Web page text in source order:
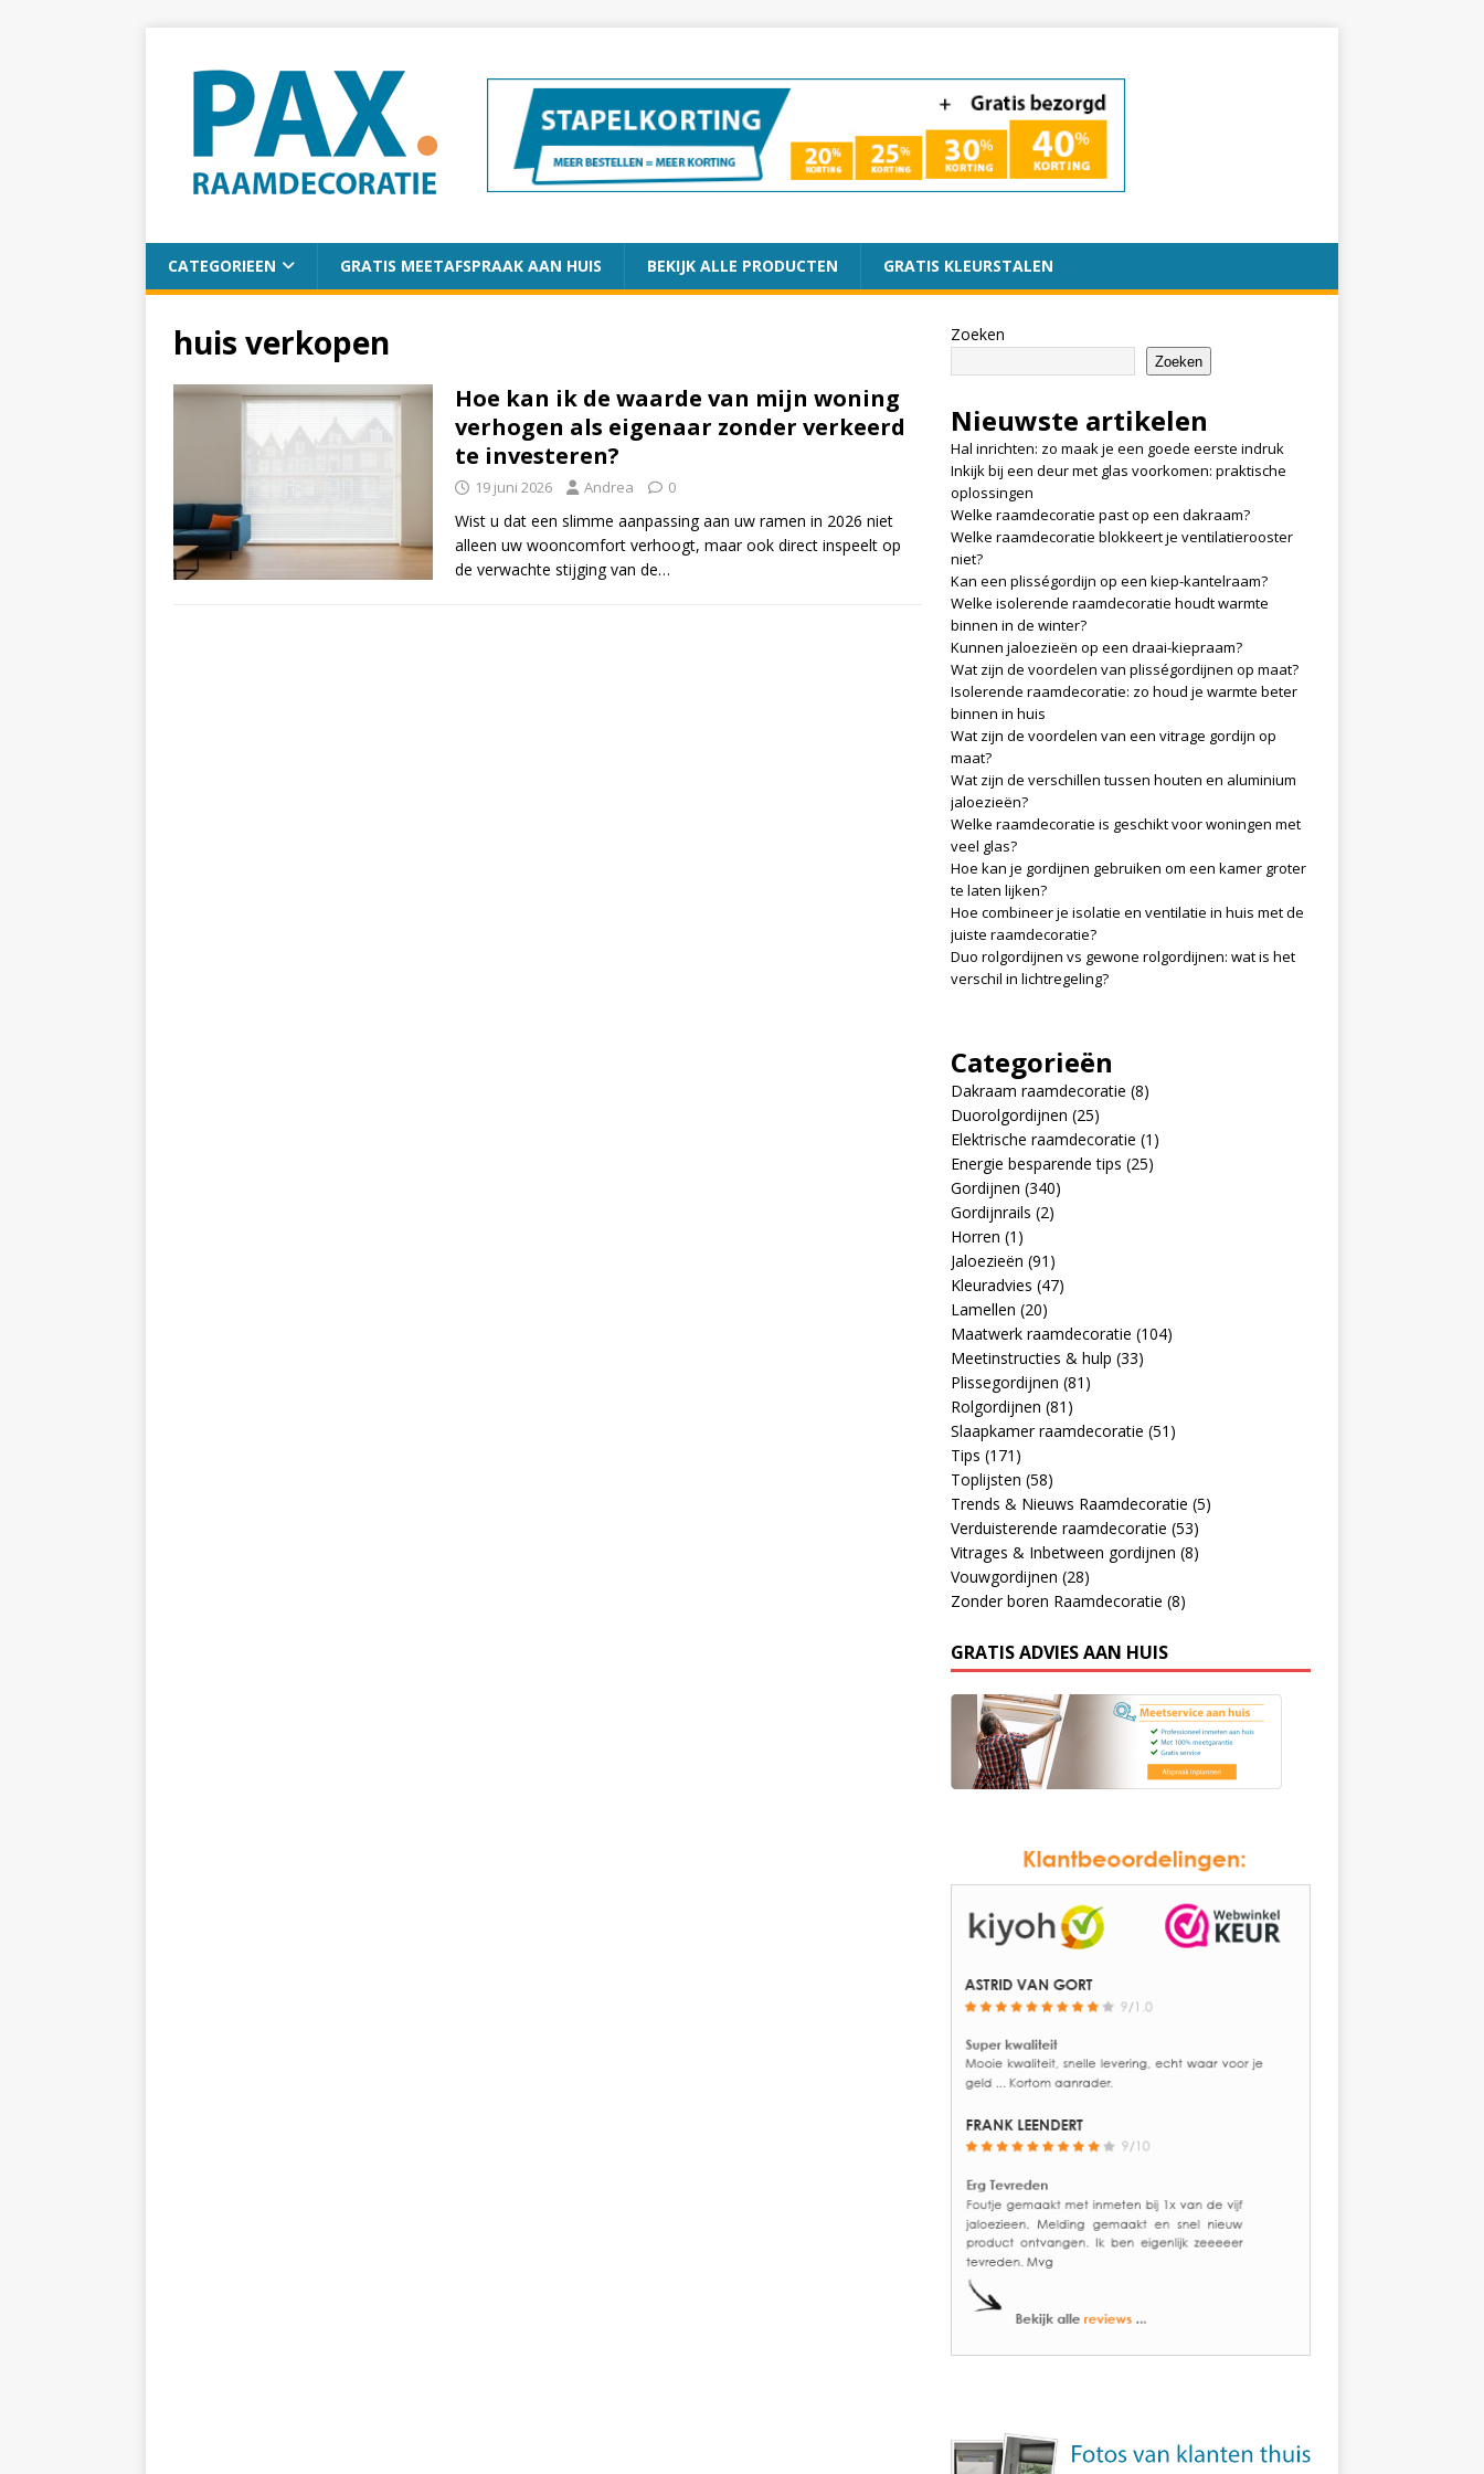
CATEGORIEEN GRATIS MEETAFSPRAAK AAN HUIS BEKIJK ALLE PRODUCTEN GRATIS KLEURSTALEN
huis verkopen
Hoe kan ik de waarde van mijn woning
verhogen als eigenaar zonder verkeerd
te investeren?
19 juni 2026 Andrea 0
Wist u dat een slimme aanpassing aan uw ramen in 2026 niet
alleen uw wooncomfort verhoogt, maar ook direct inspeelt op
de verwachte stijging van de…
Zoeken
Zoeken
Nieuwste artikelen
Hal inrichten: zo maak je een goede eerste indruk
Inkijk bij een deur met glas voorkomen: praktische
oplossingen
Welke raamdecoratie past op een dakraam?
Welke raamdecoratie blokkeert je ventilatierooster
niet?
Kan een plisségordijn op een kiep-kantelraam?
Welke isolerende raamdecoratie houdt warmte
binnen in de winter?
Kunnen jaloezieën op een draai-kiepraam?
Wat zijn de voordelen van plisségordijnen op maat?
Isolerende raamdecoratie: zo houd je warmte beter
binnen in huis
Wat zijn de voordelen van een vitrage gordijn op
maat?
Wat zijn de verschillen tussen houten en aluminium
jaloezieën?
Welke raamdecoratie is geschikt voor woningen met
veel glas?
Hoe kan je gordijnen gebruiken om een kamer groter
te laten lijken?
Hoe combineer je isolatie en ventilatie in huis met de
juiste raamdecoratie?
Duo rolgordijnen vs gewone rolgordijnen: wat is het
verschil in lichtregeling?
Categorieën
Dakraam raamdecoratie (8)
Duorolgordijnen (25)
Elektrische raamdecoratie (1)
Energie besparende tips (25)
Gordijnen (340)
Gordijnrails (2)
Horren (1)
Jaloezieën (91)
Kleuradvies (47)
Lamellen (20)
Maatwerk raamdecoratie (104)
Meetinstructies & hulp (33)
Plissegordijnen (81)
Rolgordijnen (81)
Slaapkamer raamdecoratie (51)
Tips (171)
Toplijsten (58)
Trends & Nieuws Raamdecoratie (5)
Verduisterende raamdecoratie (53)
Vitrages & Inbetween gordijnen (8)
Vouwgordijnen (28)
Zonder boren Raamdecoratie (8)
GRATIS ADVIES AAN HUIS